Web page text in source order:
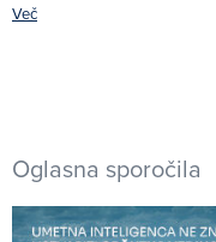
Več
Oglasna sporočila